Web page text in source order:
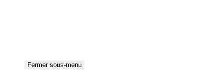
Fermer sous-menu